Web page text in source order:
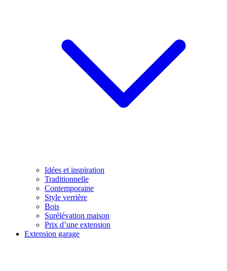
Idées et inspiration
Traditionnelle
Contemporaine
Style verrière
Bois
Surélévation maison
Prix d’une extension
Extension garage